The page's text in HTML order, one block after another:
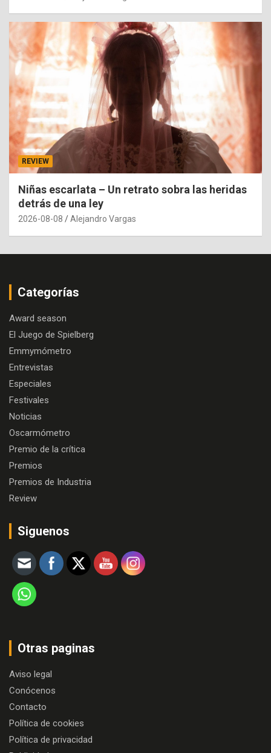
REVIEW
Niñas escarlata – Un retrato sobra las heridas
detrás de una ley
2026-08-08 Alejandro Vargas
Categorías
Award season
El Juego de Spielberg
Emmymómetro
Entrevistas
Especiales
Festivales
Noticias
Oscarmómetro
Premio de la crítica
Premios
Premios de Industria
Review
Siguenos
Otras paginas
Aviso legal
Conócenos
Contacto
Política de cookies
Política de privacidad